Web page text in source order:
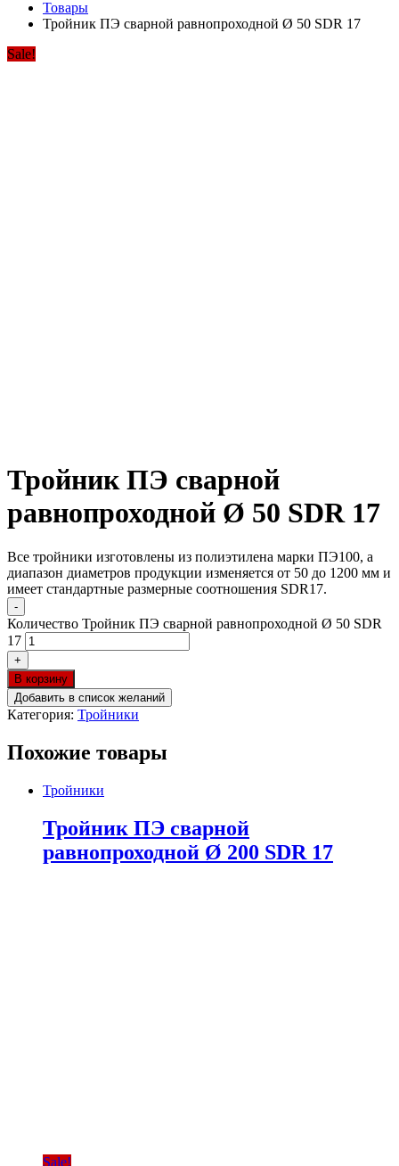
Товары
Тройник ПЭ сварной равнопроходной Ø 50 SDR 17
Sale!
Тройник ПЭ сварной
равнопроходной Ø 50 SDR 17
Все тройники изготовлены из полиэтилена марки ПЭ100, а
диапазон диаметров продукции изменяется от 50 до 1200 мм и
имеет стандартные размерные соотношения SDR17.
-
Количество Тройник ПЭ сварной равнопроходной Ø 50 SDR
17
+
В корзину
Добавить в список желаний
Категория: Тройники
Похожие товары
Тройники
Тройник ПЭ сварной
равнопроходной Ø 200 SDR 17
Sale!